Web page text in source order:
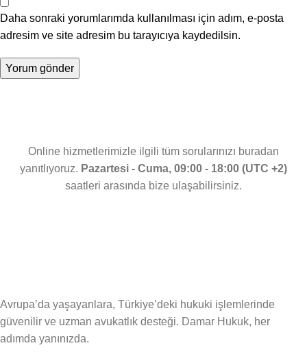
Daha sonraki yorumlarımda kullanılması için adım, e-posta
adresim ve site adresim bu tarayıcıya kaydedilsin.
Online hizmetlerimizle ilgili tüm sorularınızı buradan
yanıtlıyoruz. Pazartesi - Cuma, 09:00 - 18:00 (UTC +2)
saatleri arasında bize ulaşabilirsiniz.
Avrupa’da yaşayanlara, Türkiye’deki hukuki işlemlerinde
güvenilir ve uzman avukatlık desteği. Damar Hukuk, her
adımda yanınızda.